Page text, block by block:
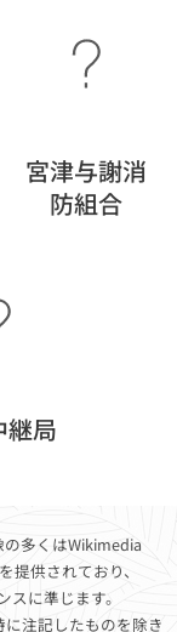
宮津与謝消
防組合
継局
の多くはWikimedia
供されており、
スに準じます。
注記したものを除き